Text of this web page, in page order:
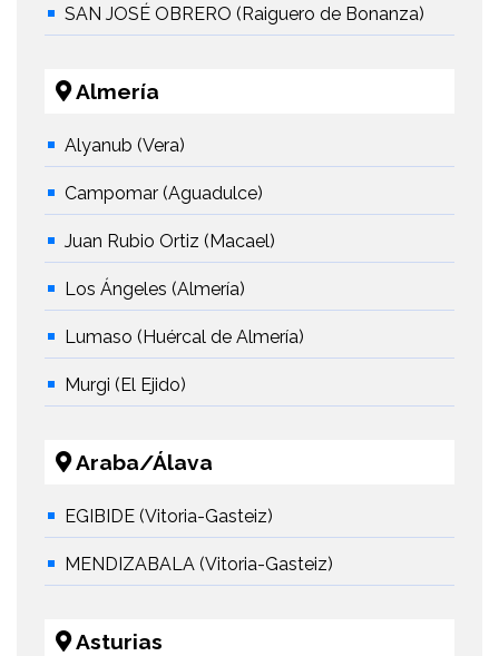
SAN JOSÉ OBRERO (Raiguero de Bonanza)
Almería
Alyanub (Vera)
Campomar (Aguadulce)
Juan Rubio Ortiz (Macael)
Los Ángeles (Almería)
Lumaso (Huércal de Almería)
Murgi (El Ejido)
Araba/Álava
EGIBIDE (Vitoria-Gasteiz)
MENDIZABALA (Vitoria-Gasteiz)
Asturias